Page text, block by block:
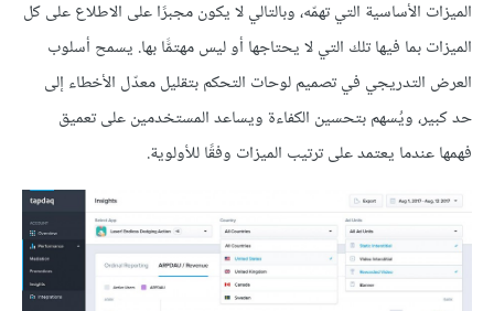
الميزات الأساسية التي تهمّه، وبالتالي لا يكون مجبرًا على الاطلاع على كل
الميزات بما فيها تلك التي لا يحتاجها أو ليس مهتمًّا بها. يسمح أسلوب
العرض التدريجي في تصميم لوحات التحكم بتقليل معدّل الأخطاء إلى
حد كبير، ويُسهم بتحسين الكفاءة ويساعد المستخدمين على تعميق
فهمها عندما يعتمد على ترتيب الميزات وفقًا للأولوية.